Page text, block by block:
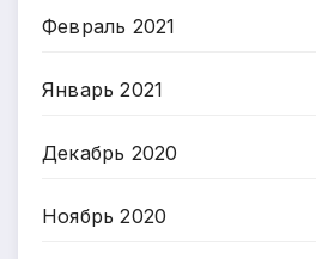
Февраль 2021
Январь 2021
Декабрь 2020
Ноябрь 2020